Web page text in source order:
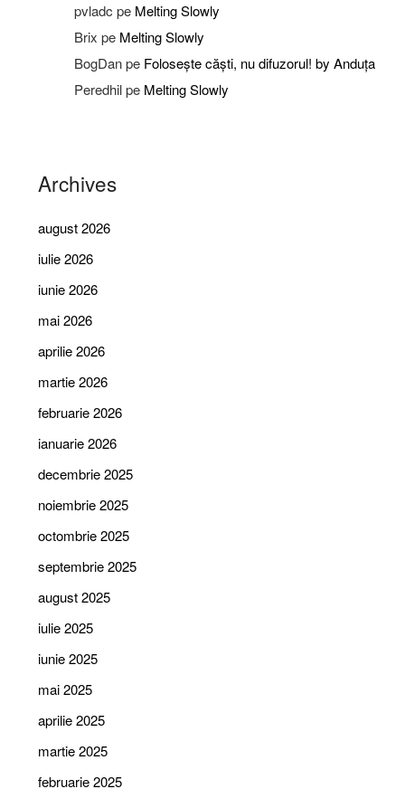
pvladc pe Melting Slowly
Brix pe Melting Slowly
BogDanpe Folosește căști, nu difuzorul! by Anduța
Peredhilpe Melting Slowly
Archives
august 2026
iulie 2026
iunie 2026
mai 2026
aprilie 2026
martie 2026
februarie 2026
ianuarie 2026
decembrie 2025
noiembrie 2025
octombrie 2025
septembrie 2025
august 2025
iulie 2025
iunie 2025
mai 2025
aprilie 2025
martie 2025
februarie 2025